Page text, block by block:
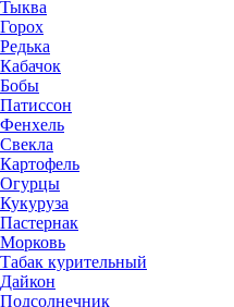
Тыква
Горох
Редька
Кабачок
Бобы
Патиссон
Фенхель
Свекла
Картофель
Огурцы
Кукуруза
Пастернак
Морковь
Табак курительный
Дайкон
Подсолнечник